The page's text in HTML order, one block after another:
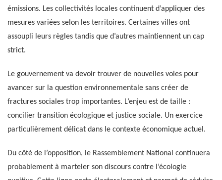
émissions. Les collectivités locales continuent d’appliquer des
mesures variées selon les territoires. Certaines villes ont
assoupli leurs règles tandis que d’autres maintiennent un cap
strict.
Le gouvernement va devoir trouver de nouvelles voies pour
avancer sur la question environnementale sans créer de
fractures sociales trop importantes. L’enjeu est de taille :
concilier transition écologique et justice sociale. Un exercice
particulièrement délicat dans le contexte économique actuel.
Du côté de l’opposition, le Rassemblement National continuera
probablement à marteler son discours contre l’écologie